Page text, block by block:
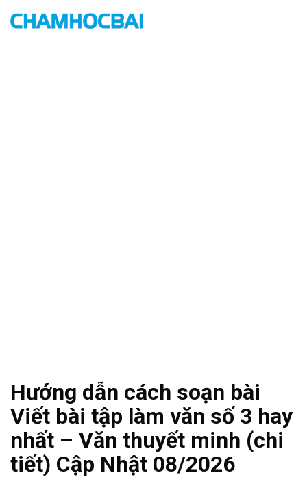
Hướng dẫn cách soạn bài
Viết bài tập làm văn số 3 hay
nhất – Văn thuyết minh (chi
tiết) Cập Nhật 08/2026